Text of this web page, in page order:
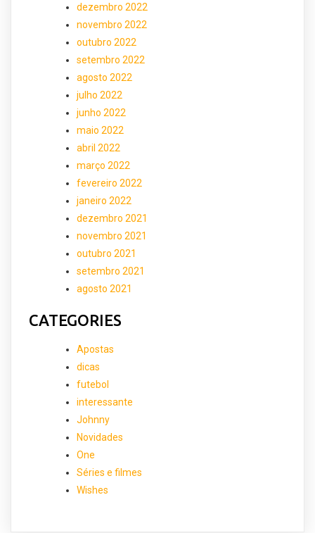
dezembro 2022
novembro 2022
outubro 2022
setembro 2022
agosto 2022
julho 2022
junho 2022
maio 2022
abril 2022
março 2022
fevereiro 2022
janeiro 2022
dezembro 2021
novembro 2021
outubro 2021
setembro 2021
agosto 2021
CATEGORIES
Apostas
dicas
futebol
interessante
Johnny
Novidades
One
Séries e filmes
Wishes